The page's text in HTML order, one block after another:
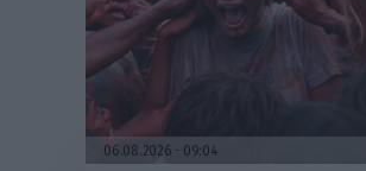
06.08.2026 09:04